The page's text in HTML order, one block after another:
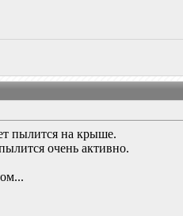
пылится на крыше.
очень активно.